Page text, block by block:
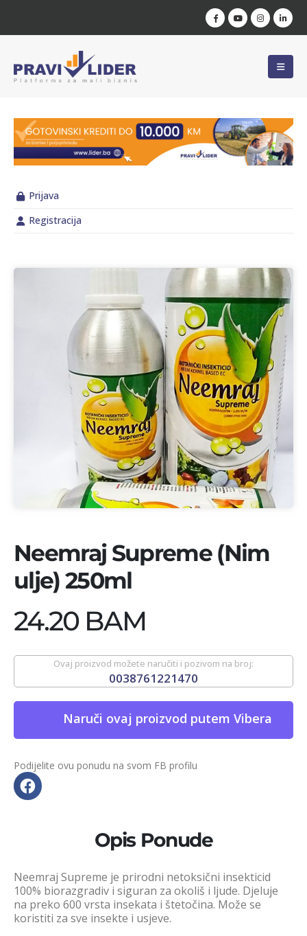
Prijava
Registracija
Neemraj Supreme (Nim
ulje) 250ml
24.20 BAM
Ovaj proizvod možete naručiti i pozivom na broj:
0038761221470
Naruči ovaj proizvod putem Vibera
Podijelite ovu ponudu na svom FB profilu
Opis Ponude
Neemraj Supreme je prirodni netoksični insekticid
100% biorazgradiv i siguran za okoliš i ljude. Djeluje
na preko 600 vrsta insekata i štetočina. Može se
koristiti za sve insekte i usjeve.